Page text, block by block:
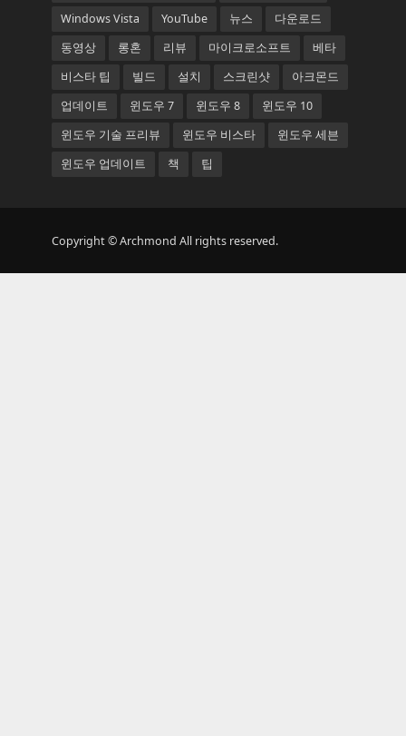
Windows Vista
YouTube 뉴스
다운로드
동영상
롱혼 리뷰 마이크로소프트
베타
비스타 팁
빌드 설치 스크린샷
아크몬드
업데이트
윈도우 7 윈도우 8
윈도우 10
윈도우 기술 프리뷰
윈도우 비스타
윈도우 세븐
윈도우 업데이트
책 팁
Copyright © Archmond All rights reserved.